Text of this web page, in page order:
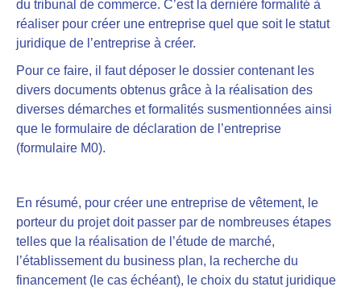
du tribunal de commerce. C’est la dernière formalité à
réaliser pour créer une entreprise quel que soit le statut
juridique de l’entreprise à créer.
Pour ce faire, il fautdéposer le dossier contenant les
divers documents obtenus grâce à la réalisation des
diverses démarches et formalités susmentionnées ainsi
que le formulaire de déclaration de l’entreprise
(formulaire M0).
En résumé, pour créer une entreprise de vêtement, le
porteur du projet doit passer par de nombreuses étapes
telles que la réalisation de l’étude de marché,
l’établissement du business plan, la recherche du
financement (le cas échéant), le choix du statut juridique